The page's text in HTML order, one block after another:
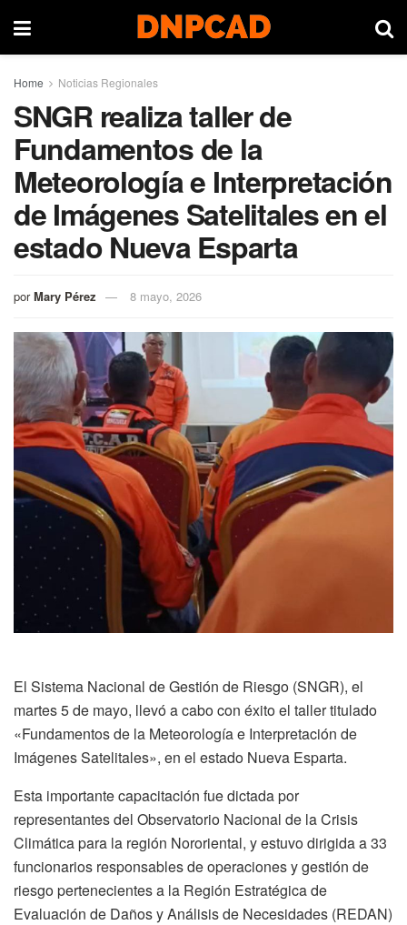
Home Noticias Regionales
SNGR realiza taller de
Fundamentos de la
Meteorología e Interpretación
de Imágenes Satelitales en el
estado Nueva Esparta
por Mary Pérez 8 mayo, 2026
El Sistema Nacional de Gestión de Riesgo (SNGR), el
martes 5 de mayo, llevó a cabo con éxito el taller titulado
«Fundamentos de la Meteorología e Interpretación de
Imágenes Satelitales», en el estado Nueva Esparta.
Esta importante capacitación fue dictada por
representantes del Observatorio Nacional de la Crisis
Climática para la región Nororiental, y estuvo dirigida a 33
funcionarios responsables de operaciones y gestión de
riesgo pertenecientes a la Región Estratégica de
Evaluación de Daños y Análisis de Necesidades (REDAN)